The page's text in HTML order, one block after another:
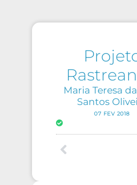
Maria Teresa
Santos
07 FEV 2018